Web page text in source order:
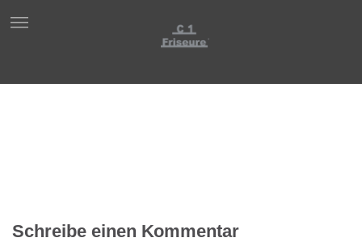
Schreibe einen Kommentar